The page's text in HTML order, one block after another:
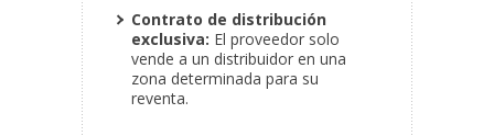
Contrato de distribución
exclusiva: El proveedor solo
vende a un distribuidor en una
zona determinada para su
reventa.